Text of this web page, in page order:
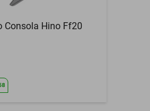
Consola Hino Ff20